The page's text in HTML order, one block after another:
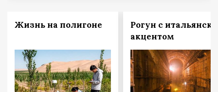
Жизнь на полигоне
Рогун с
акцентом